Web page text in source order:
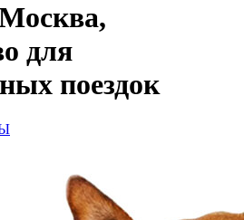
для
поездок